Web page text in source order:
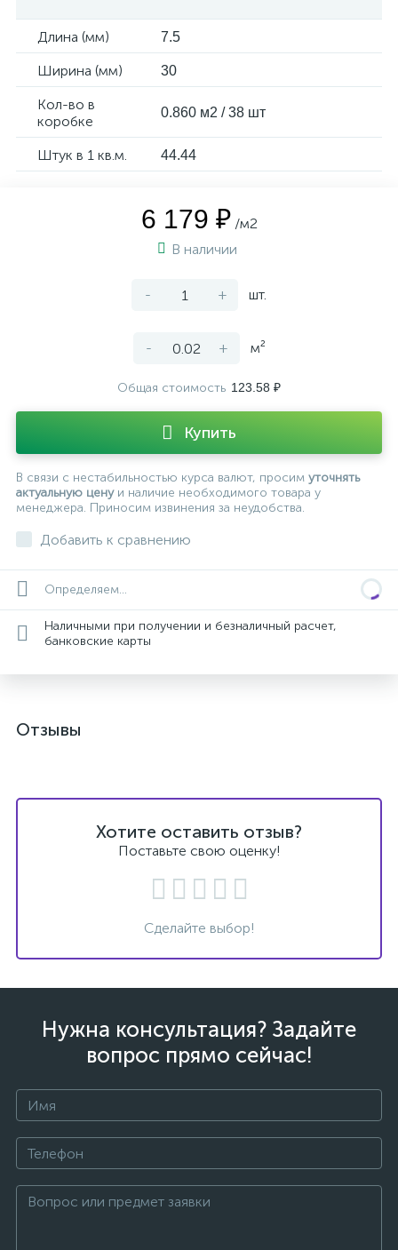
Длина (мм) 7.5
Ширина (мм) 30
Кол-во в
коробке
0.860 м2 / 38 шт
Штук в 1 кв.м. 44.44
6 179 ₽ /м2
В наличии
- + шт.
- + м²
Общая стоимость 123.58 ₽
Купить
В связи с нестабильностью курса валют, просим уточнять
актуальную ценуи наличие необходимого товара у
менеджера. Приносим извинения за неудобства.
Добавить к сравнению
Определяем...
Наличными при получении и безналичный расчет,
банковские карты
Отзывы
Хотите оставить отзыв?
Поставьте свою оценку!
Сделайте выбор!
Нужна консультация? Задайте
вопрос прямо сейчас!